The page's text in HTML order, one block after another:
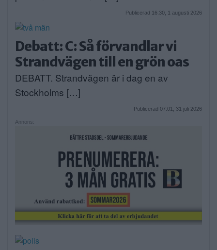
Publicerad 16:30, 1 augusti 2026
Debatt: C: Så förvandlar vi
Strandvägen till en grön oas
DEBATT. Strandvägen är i dag en av
Stockholms […]
Publicerad 07:01, 31 juli 2026
Annons: